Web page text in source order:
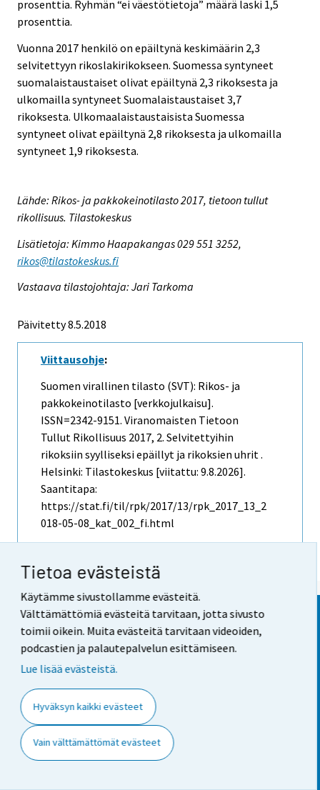
Tietoa evästeistä
Käytämme sivustollamme evästeitä.
Välttämättömiä evästeitä tarvitaan, jotta sivusto
toimii oikein. Muita evästeitä tarvitaan videoiden,
podcastien ja palautepalvelun esittämiseen.
Lue lisää evästeistä.
Hyväksyn kaikki evästeet
Vain välttämättömät evästeet
prosenttia. Ryhmän “ei väestötietoja” määrä laski 1,5
prosenttia.
Vuonna 2017 henkilö on epäiltynä keskimäärin 2,3
selvitettyyn rikoslakirikokseen. Suomessa syntyneet
suomalaistaustaiset olivat epäiltynä 2,3 rikoksesta ja
ulkomailla syntyneet Suomalaistaustaiset 3,7
rikoksesta. Ulkomaalaistaustaisista Suomessa
syntyneet olivat epäiltynä 2,8 rikoksesta ja ulkomailla
syntyneet 1,9 rikoksesta.
Lähde: Rikos- ja pakkokeinotilasto 2017, tietoon tullut
rikollisuus. Tilastokeskus
Lisätietoja: Kimmo Haapakangas 029 551 3252,
rikos@tilastokeskus.fi
Vastaava tilastojohtaja: Jari Tarkoma
Päivitetty 8.5.2018
Viittausohje:
Suomen virallinen tilasto (SVT): Rikos- ja
pakkokeinotilasto [verkkojulkaisu].
ISSN=2342-9151. Viranomaisten Tietoon
Tullut Rikollisuus 2017, 2. Selvitettyihin
rikoksiin syylliseksi epäillyt ja rikoksien uhrit .
Helsinki: Tilastokeskus [viitattu: 9.8.2026].
Saantitapa:
https://stat.fi/til/rpk/2017/13/rpk_2017_13_2
018-05-08_kat_002_fi.html
Työpajankatu13
00580Helsinki
Tietopalvelu029 551 2220